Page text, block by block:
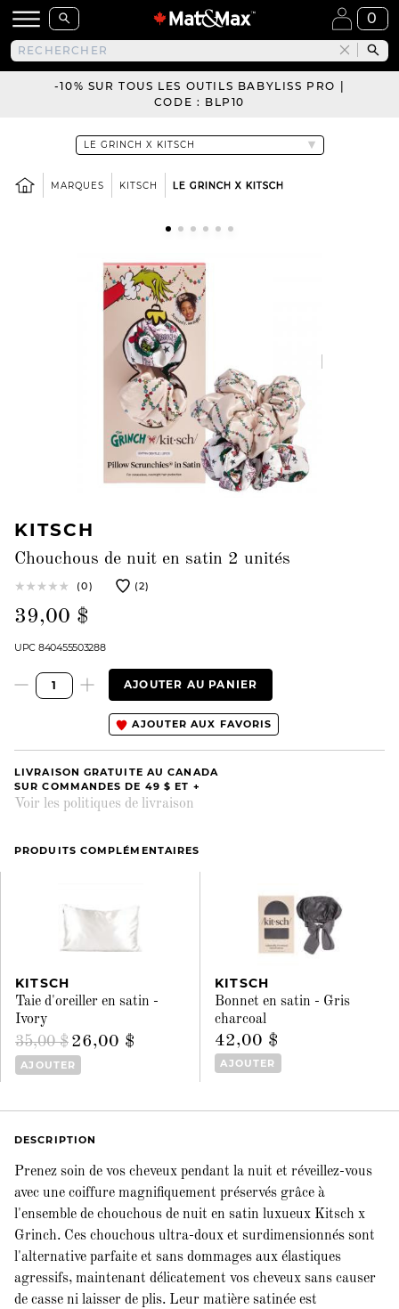
0
-10% SUR TOUS LES OUTILS BABYLISS PRO |
CODE : BLP10
MARQUES KITSCH LE GRINCH X KITSCH
KITSCH
Chouchous de nuit en satin 2 unités
(0) (2)
39,00 $
UPC 840455503288
AJOUTER AU PANIER
AJOUTER AUX FAVORIS
LIVRAISON GRATUITE AU CANADA
SUR COMMANDES DE 49 $ ET +
Voir les politiques de livraison
PRODUITS COMPLÉMENTAIRES
KITSCH
Taie d'oreiller en satin -
Ivory
35,00 $ 26,00 $
AJOUTER
KITSCH
Bonnet en satin - Gris
charcoal
42,00 $
AJOUTER
DESCRIPTION
Prenez soin de vos cheveux pendant la nuit et réveillez-vous
avec une coiffure magnifiquement préservés grâce à
l'ensemble de chouchous de nuit en satin luxueux Kitsch x
Grinch. Ces chouchous ultra-doux et surdimensionnés sont
l'alternative parfaite et sans dommages aux élastiques
agressifs, maintenant délicatement vos cheveux sans causer
de casse ni laisser de plis. Leur matière satinée est